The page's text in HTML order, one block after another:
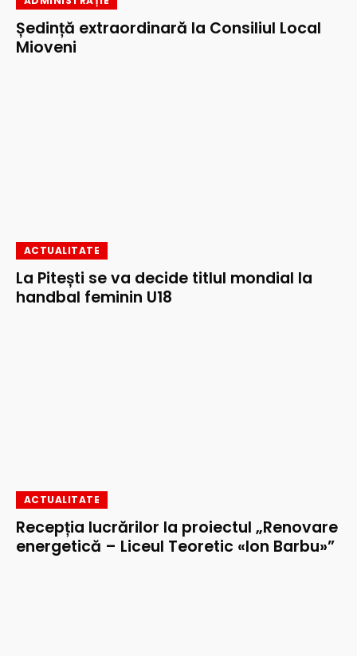
Ședință extraordinară la Consiliul Local
Mioveni
ACTUALITATE
La Pitești se va decide titlul mondial la
handbal feminin U18
ACTUALITATE
Recepția lucrărilor la proiectul „Renovare
energetică – Liceul Teoretic «Ion Barbu»”